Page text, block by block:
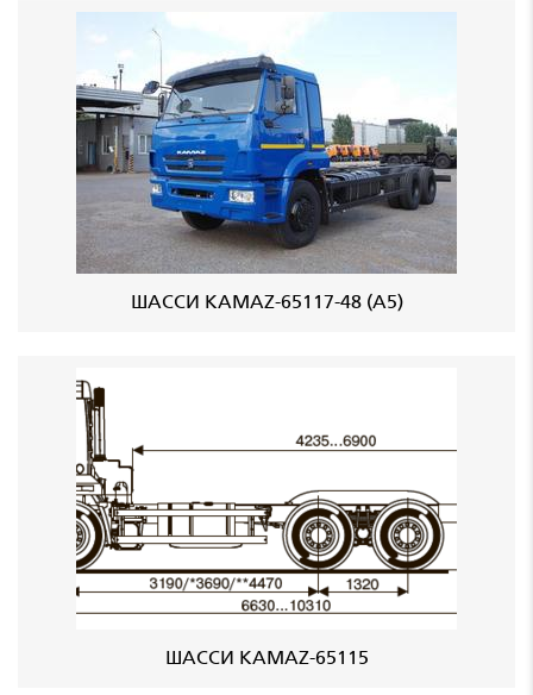
ШАССИ KАМАZ-65117-48 (A5)
ШАССИ KAMAZ-65115